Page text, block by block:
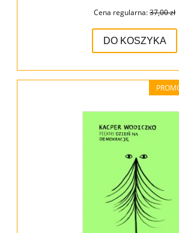
Cena regularna:37,00 zł
DO KOSZYKA